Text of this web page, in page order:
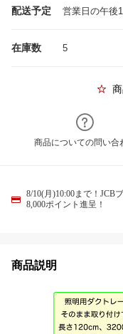
配送予定 営業日の午後
在庫数 5
商品についての問い合
8/10(月)10:00まで！JCB
8,000ポイント進呈！
商品説明